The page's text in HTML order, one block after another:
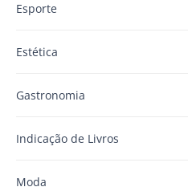
Esporte
Estética
Gastronomia
Indicação de Livros
Moda